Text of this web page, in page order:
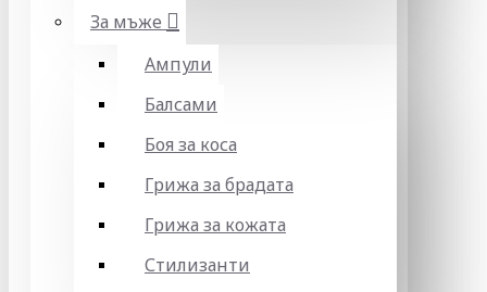
За мъже
Ампули
Балсами
Боя за коса
Грижа за брадата
Грижа за кожата
Стилизанти